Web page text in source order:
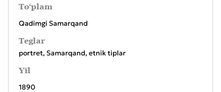
To‘plam
Qadimgi Samarqand
Teglar
portret, Samarqand, etnik tiplar
Yil
1890